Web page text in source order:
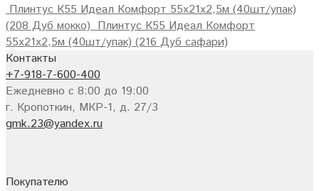
Плинтус К55 Идеал Комфорт 55х21х2,5м (40шт/упак)
(208 Дуб мокко) Плинтус К55 Идеал Комфорт
55х21х2,5м (40шт/упак) (216 Дуб сафари)
Контакты
+7-918-7-600-400
Ежедневно с 8:00 до 19:00
г. Кропоткин, МКР-1, д. 27/3
gmk.23@yandex.ru
Покупателю